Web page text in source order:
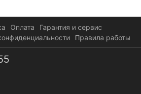
Оплата
Гарантия и сервис
Правила работы